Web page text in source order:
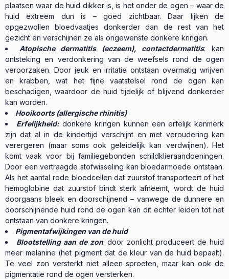
plaatsen waar de huid dikker is, is het onder de ogen – waar de
huid extreem dun is – goed zichtbaar. Daar lijken de
opgezwollen bloedvaatjes donkerder dan de rest van het
gezicht en verschijnen ze als ongewenste donkere kringen.
Atopische dermatitis (eczeem), contactdermatitis: kan
ontsteking en verdonkering van de weefsels rond de ogen
veroorzaken. Door jeuk en irritatie ontstaan overmatig wrijven
en krabben, wat het fijne vaatstelsel rond de ogen kan
beschadigen, waardoor de huid tijdelijk of blijvend donkerder
kan worden.
Hooikoorts (allergische rhinitis)
Erfelijkheid: donkere kringen kunnen een erfelijk kenmerk
zijn dat al in de kindertijd verschijnt en met veroudering kan
verergeren (maar soms ook geleidelijk kan verdwijnen). Het
komt vaak voor bij familiegebonden schildklieraandoeningen.
Door een vertraagde stofwisseling kan bloedarmoede ontstaan.
Als het aantal rode bloedcellen dat zuurstof transporteert of het
hemoglobine dat zuurstof bindt sterk afneemt, wordt de huid
doorgaans bleek en doorschijnend – vanwege de dunnere en
doorschijnende huid rond de ogen kan dit echter leiden tot het
ontstaan van donkere kringen.
Pigmentafwijkingen van de huid
Blootstelling aan de zon: door zonlicht produceert de huid
meer melanine (het pigment dat de kleur van de huid bepaalt).
Te veel zon versterkt niet alleen sproeten, maar kan ook de
pigmentatie rond de ogen versterken.